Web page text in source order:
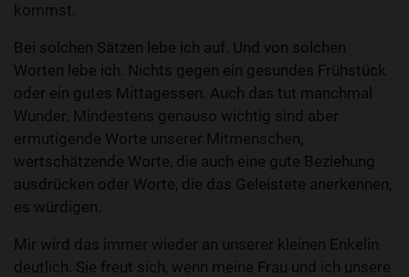
kommst.
Bei solchen Sätzen lebe ich auf. Und von solchen
Worten lebe ich. Nichts gegen ein gesundes Frühstück
oder ein gutes Mittagessen. Auch das tut manchmal
Wunder. Mindestens genauso wichtig sind aber
ermutigende Worte unserer Mitmenschen,
wertschätzende Worte, die auch eine gute Beziehung
ausdrücken oder Worte, die das Geleistete anerkennen,
es würdigen.
Mir wird das immer wieder an unserer kleinen Enkelin
deutlich. Sie freut sich, wenn meine Frau und ich unsere